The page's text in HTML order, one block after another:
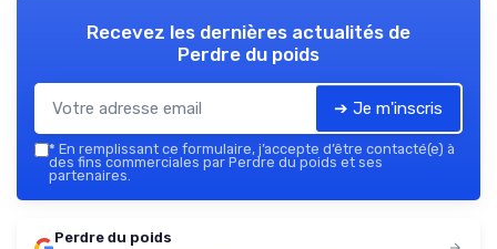
Recevez les dernières actualités de
Perdre du poids
➔ Je m'inscris
* En remplissant ce formulaire, j’accepte d’être contacté(e) à
des fins commerciales par Perdre du poids et ses
partenaires.
Perdre du poids